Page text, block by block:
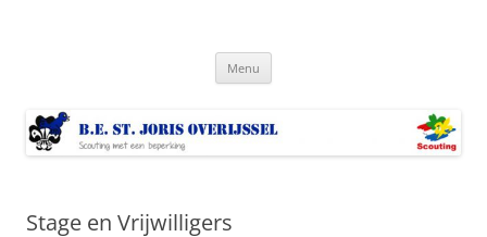
Menu
Stage en Vrijwilligers